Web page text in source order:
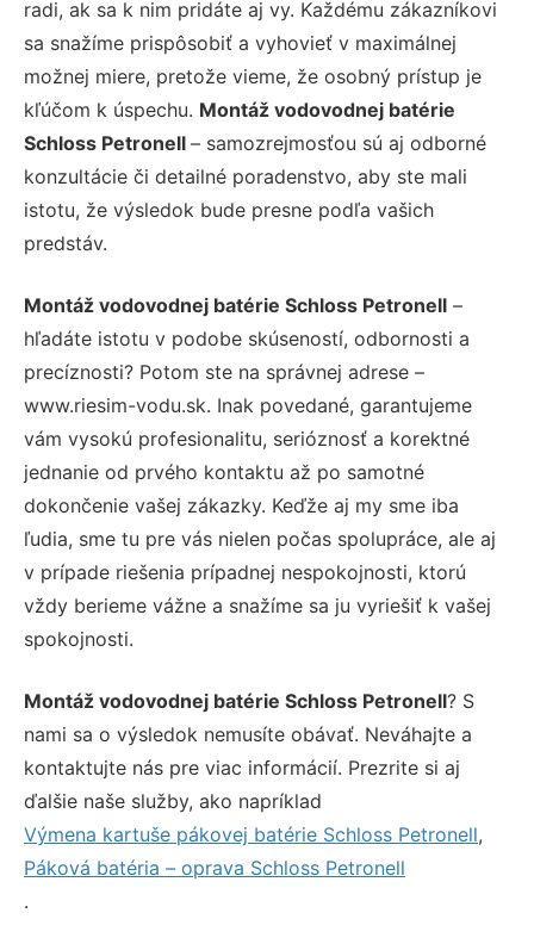
radi, ak sa k nim pridáte aj vy. Každému zákazníkovi
sa snažíme prispôsobiť a vyhovieť v maximálnej
možnej miere, pretože vieme, že osobný prístup je
kľúčom k úspechu. Montáž vodovodnej batérie
Schloss Petronell – samozrejmosťou sú aj odborné
konzultácie či detailné poradenstvo, aby ste mali
istotu, že výsledok bude presne podľa vašich
predstáv.
Montáž vodovodnej batérie Schloss Petronell –
hľadáte istotu v podobe skúseností, odbornosti a
precíznosti? Potom ste na správnej adrese –
www.riesim-vodu.sk. Inak povedané, garantujeme
vám vysokú profesionalitu, serióznosť a korektné
jednanie od prvého kontaktu až po samotné
dokončenie vašej zákazky. Keďže aj my sme iba
ľudia, sme tu pre vás nielen počas spolupráce, ale aj
v prípade riešenia prípadnej nespokojnosti, ktorú
vždy berieme vážne a snažíme sa ju vyriešiť k vašej
spokojnosti.
Montáž vodovodnej batérie Schloss Petronell? S
nami sa o výsledok nemusíte obávať. Neváhajte a
kontaktujte nás pre viac informácií. Prezrite si aj
ďalšie naše služby, ako napríklad
Výmena kartuše pákovej batérie Schloss Petronell,
Páková batéria – oprava Schloss Petronell
.